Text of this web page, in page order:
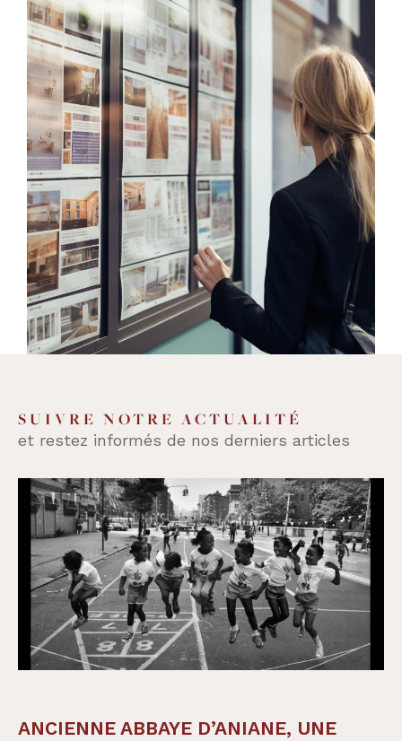
(34150) et Gignac (34150) vous proposent
unesélection de biens de qualité
et variés
: de la villa avec piscine, à la grande
maison de village, de l'immeuble en cœur
de village à l'appartement avec terrasse,
mais aussi des studios, des terrains, des
murs commerciaux, des parkings et des
garages, et beaucoup d'autres
opportunitésd'achat et de location sur
un secteur entre Montpellier et
Lodève. Nous offrons également des
servicesd'estimationpour vous aider à
déterminer la valeur de votre bien
immobilier avec précision et fiabilité.
SUIVRE NOTRE ACTUALITÉ
et restez informés de nos derniers articles
ANCIENNE ABBAYE D’ANIANE, UNE